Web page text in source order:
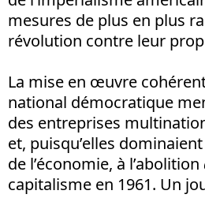
mesures de plus en plus
révolution contre leur
La mise en œuvre
national démocratique
des entreprises
et, puisqu’elles
de l’économie, à l’abolition
capitalisme en 1961. Un